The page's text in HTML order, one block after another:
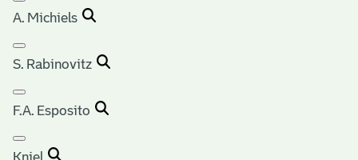
A. Michiels
S. Rabinovitz
F.A. Esposito
Kniel